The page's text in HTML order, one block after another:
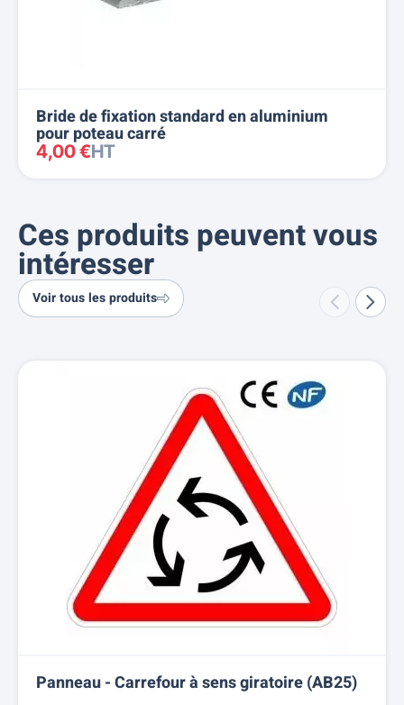
Bride de fixation standard en aluminium
pour poteau carré
4,00 €HT
Ces produits peuvent vous
intéresser
Voir tous les produits
Panneau - Carrefour à sens giratoire (AB25)